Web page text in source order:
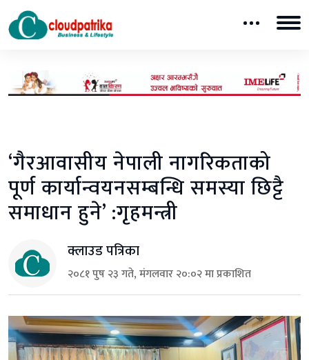
‘गैरआवासीय नेपाली नागरिकताको
पूर्ण कार्यान्वयनसम्बन्धि समस्या छिट्टै
समाधान हुने’ :गृहमन्त्री
क्लाउड पत्रिका
२०८१ पुष २३ गते, मंगलवार २०:०२ मा प्रकाशित